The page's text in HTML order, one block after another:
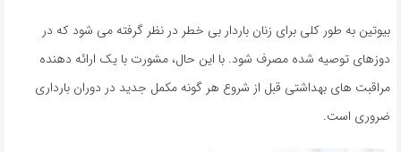
بیوتین به طور کلی برای زنان باردار بی خطر در نظر گرفته می شود که در
دوزهای توصیه شده مصرف شود. با این حال، مشورت با یک ارائه دهنده
مراقبت های بهداشتی قبل از شروع هر گونه مکمل جدید در دوران بارداری
ضروری است.